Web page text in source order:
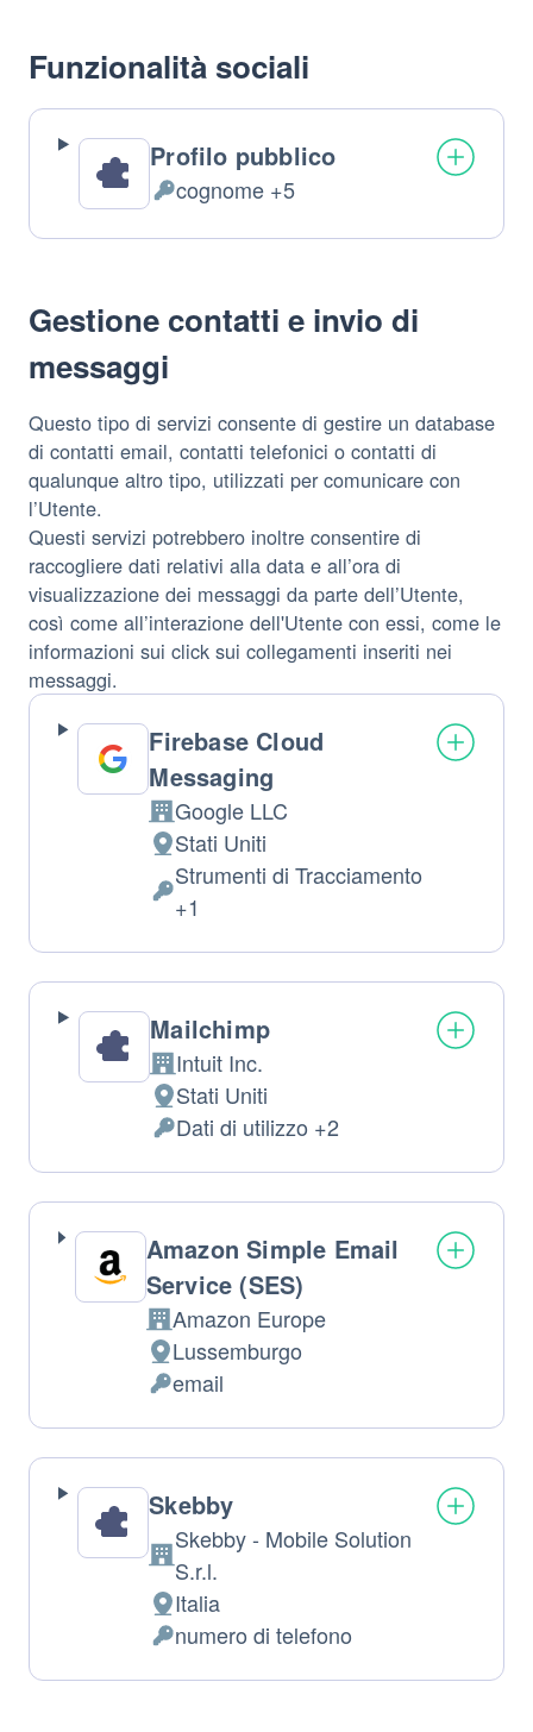
Funzionalità sociali
Profilo pubblico
Dati
Personali
cognome +5
Gestione contatti e invio di
messaggi
Questo tipo di servizi consente di gestire un database
di contatti email, contatti telefonici o contatti di
qualunque altro tipo, utilizzati per comunicare con
l’Utente.
Questi servizi potrebbero inoltre consentire di
raccogliere dati relativi alla data e all’ora di
visualizzazione dei messaggi da parte dell’Utente,
così come all’interazione dell'Utente con essi, come le
informazioni sui click sui collegamenti inseriti nei
messaggi.
Firebase Cloud
Messaging
Azienda:
Google LLC
Luogo
del
trattamento:
Stati Uniti
Dati
Strumenti di Tracciamento
+1
Mailchimp
Azienda:
Intuit Inc.
Luogo
del
trattamento:
Stati Uniti
Dati
Personali
trattati:
Dati di utilizzo +2
Amazon Simple Email
Service (SES)
Azienda:
Amazon Europe
Luogo
del
trattamento:
Lussemburgo
Dati
Personali
trattati:
email
Skebby
Azienda:
Skebby - Mobile Solution
S.r.l.
Luogo
del
trattamento:
Italia
Dati
Personali
numero di telefono